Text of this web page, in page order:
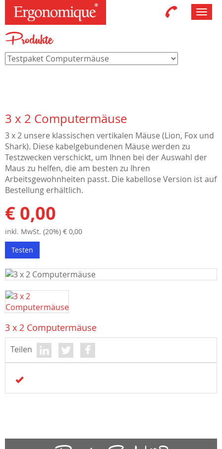
Produkte
3 x 2 Computermäuse
3 x 2 unsere klassischen vertikalen Mäuse (Lion, Fox und
Shark). Diese kabelgebundenen Mäuse werden zu
Testzwecken verschickt, um Ihnen bei der Auswahl der
Maus zu helfen, die am besten zu Ihren
Arbeitsgewohnheiten passt. Die kabellose Version ist auf
Bestellung erhältlich.
€ 0,00
inkl. MwSt. (20%) € 0,00
Testen
3 x 2 Computermäuse
Teilen